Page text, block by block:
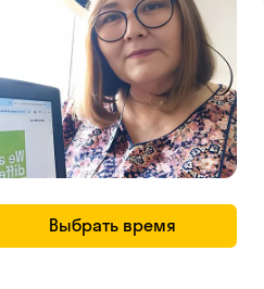
Выбрать время